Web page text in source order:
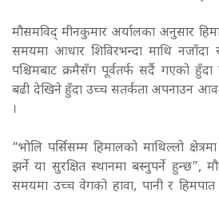
मौसमविद् मीनकुमार अर्यालका अनुसार
समयमा आधार शिविरभन्दा माथि नजाँदा
पश्चिमबाट क्रमैसँग पूर्वतर्फ सर्दै गएको हुँदा
बढी देखिने हुँदा उच्च सतर्कता अपनाउन
।
“भोलि पर्सिसम्म हिमालको माथिल्लो
झर्ने या सुरक्षित स्थानमा बस्नुपर्ने हुन्छ”,
समयमा उच्च वेगको हावा, पानी र